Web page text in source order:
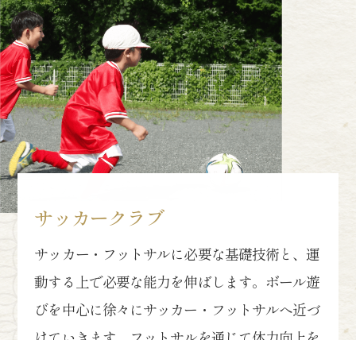
サッカークラブ
サッカー・フットサルに必要な基礎技術と、運
動する上で必要な能力を伸ばします。ボール遊
びを中心に徐々にサッカー・フットサルへ近づ